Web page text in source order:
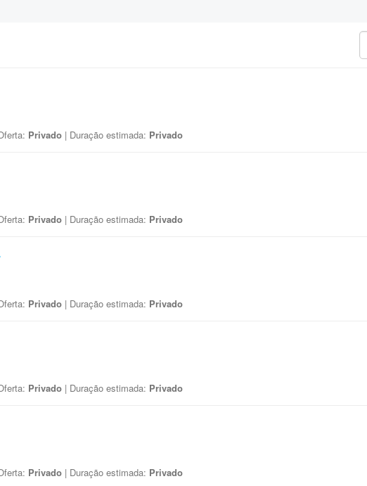
Privado | Duração estimada: Privado
Privado | Duração estimada: Privado
Privado | Duração estimada: Privado
Privado | Duração estimada: Privado
Privado | Duração estimada: Privado